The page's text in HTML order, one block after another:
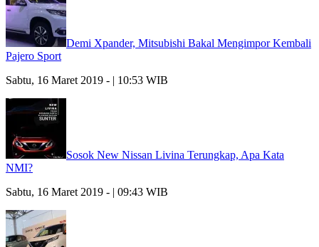
Demi Xpander, Mitsubishi Bakal Mengimpor Kembali
Pajero Sport
Sabtu, 16 Maret 2019 - | 10:53 WIB
Sosok New Nissan Livina Terungkap, Apa Kata
NMI?
Sabtu, 16 Maret 2019 - | 09:43 WIB